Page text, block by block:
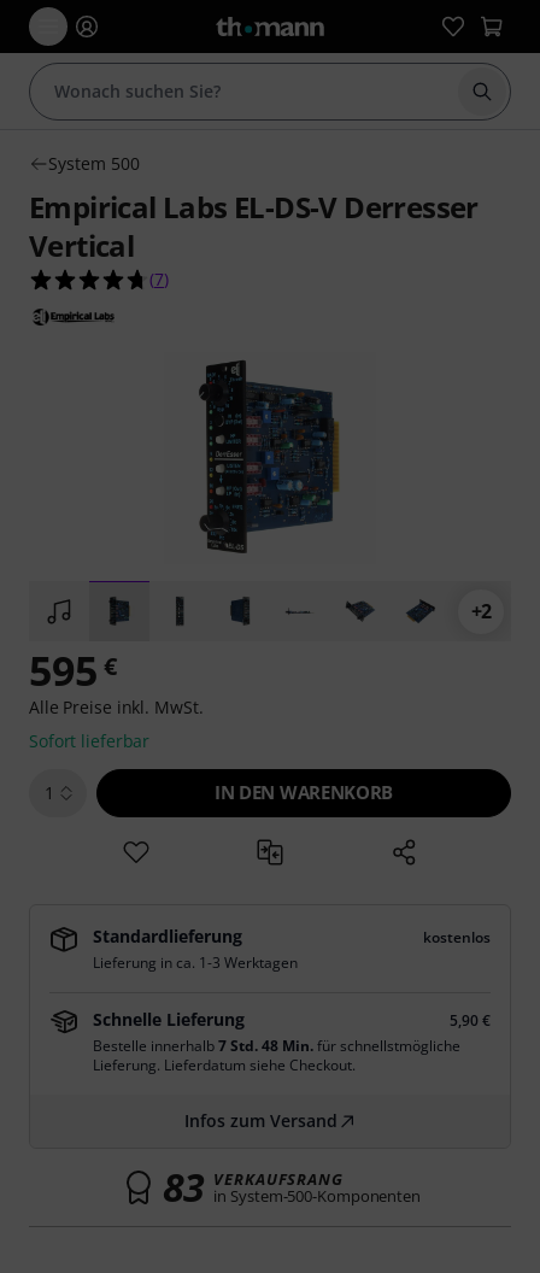
Suche
System 500
Empirical Labs EL-DS-V Derresser
Vertical
4.7 von 5 Sternen aus 7 Kundenbewertungen
(7)
+2
595 €
Alle Preise inkl. MwSt.
Sofort lieferbar
1 IN DEN WARENKORB
Standardlieferung
kostenlos
Lieferung in ca. 1-3 Werktagen
Schnelle Lieferung
5,90 €
Bestelle innerhalb7 Std. 48 Min.für schnellstmögliche
Lieferung. Lieferdatum siehe Checkout.
Infos zum Versand
83 VERKAUFSRANG
in System-500-Komponenten